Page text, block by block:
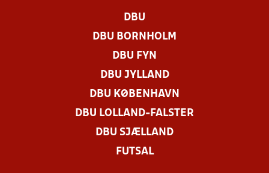
DBU
DBU BORNHOLM
DBU FYN
DBU JYLLAND
DBU KØBENHAVN
DBU LOLLAND-FALSTER
DBU SJÆLLAND
FUTSAL